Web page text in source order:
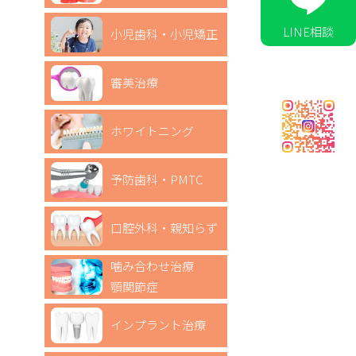
小児歯科・小児矯正
審美治療
ホワイトニング
予防歯科・PMTC
口腔外科・親知らず
噛み合わせ治療
顎関節症
インプラント治療
LINE相談